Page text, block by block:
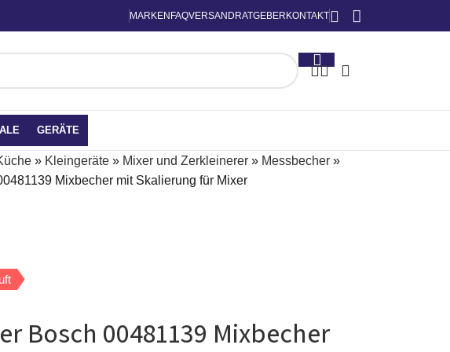
MARKEN FAQVERSAND RATGEBER KONTAKT
GERÄTE
» Kleingeräte» Mixer und Zerkleinerer» Messbecher»
Mixbecher mit Skalierung für Mixer
Bosch 00481139 Mixbecher